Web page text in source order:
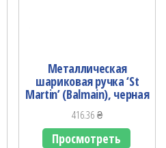
Металлическая
шариковая ручка ‘St
Martin’ (Balmain), черная
416.36₴
Просмотреть